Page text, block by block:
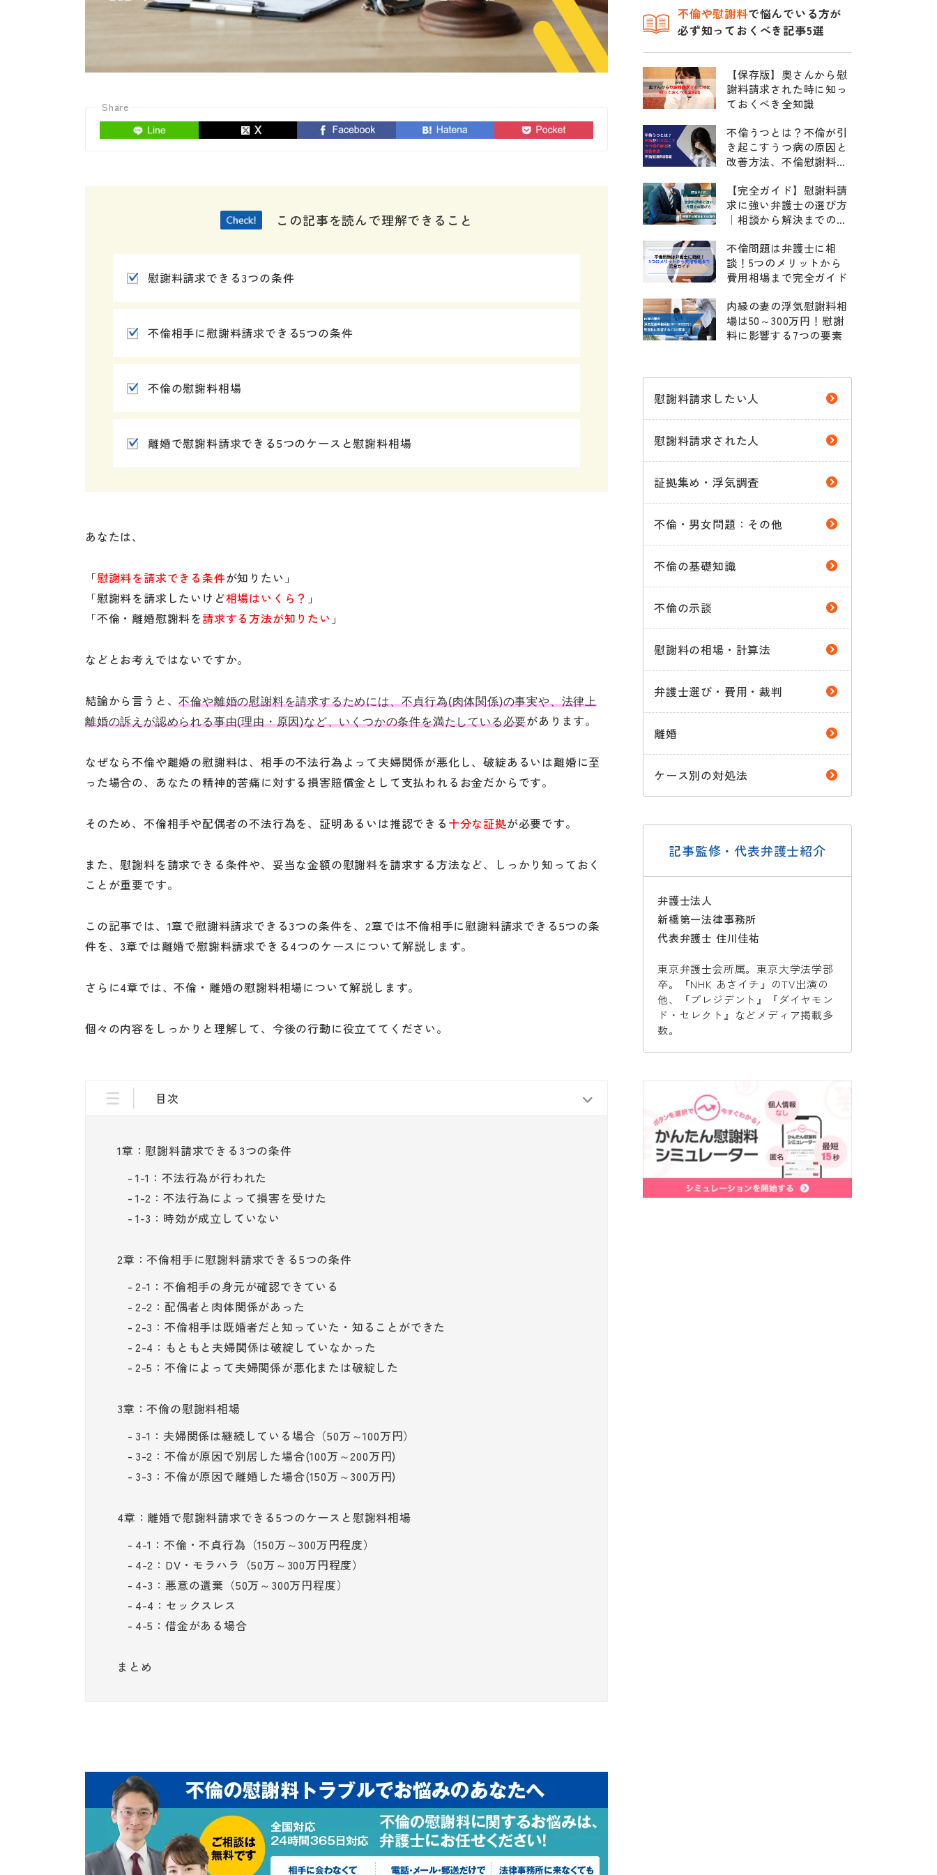
Share
この記事を読んで理解できること
慰謝料請求できる3つの条件
不倫相手に慰謝料請求できる5つの条件
不倫の慰謝料相場
離婚で慰謝料請求できる5つのケースと慰謝料相場
あなたは、
「慰謝料を請求できる条件が知りたい」
「慰謝料を請求したいけど相場はいくら？ 」
「不倫・離婚慰謝料を請求する方法が知りたい 」
などとお考えではないですか。
結論から言うと、不倫や離婚の慰謝料を請求するためには、不貞行為(肉体関係)の事実や、法律上
離婚の訴えが認められる事由(理由・原因)など、いくつかの条件を満たしている必要があります。
なぜなら不倫や離婚の慰謝料は、相手の不法行為よって夫婦関係が悪化し、破綻あるいは離婚に至
った場合の、あなたの精神的苦痛に対する損害賠償金として支払われるお金だからです。
そのため、不倫相手や配偶者の不法行為を、証明あるいは推認できる 十分な証拠が必要です。
また、慰謝料を請求できる条件や、妥当な金額の慰謝料を請求する方法など、しっかり知っておく
ことが重要です。
この記事では、1章で慰謝料請求できる3つの条件を、2章では不倫相手に慰謝料請求できる5つの条
件を、3章では離婚で慰謝料請求できる4つのケースについて解説します。
さらに4章では、不倫・離婚の慰謝料相場について解説します。
個々の内容をしっかりと理解して、今後の行動に役立ててください。
目次
1章：慰謝料請求できる3つの条件
1-1：不法行為が行われた
1-2：不法行為によって損害を受けた
1-3：時効が成立していない
2章：不倫相手に慰謝料請求できる5つの条件
2-1：不倫相手の身元が確認できている
2-2：配偶者と肉体関係があった
2-3：不倫相手は既婚者だと知っていた・知ることができた
2-4：もともと夫婦関係は破綻していなかった
2-5：不倫によって夫婦関係が悪化または破綻した
3章：不倫の慰謝料相場
3-1：夫婦関係は継続している場合（50万～100万円）
3-2：不倫が原因で別居した場合(100万～200万円)
3-3：不倫が原因で離婚した場合(150万～300万円)
4章：離婚で慰謝料請求できる5つのケースと慰謝料相場
4-1：不倫・不貞行為（150万～300万円程度）
4-2：DV・モラハラ（50万～300万円程度）
4-3：悪意の遺棄（50万～300万円程度）
4-4：セックスレス
4-5：借金がある場合
まとめ
不倫や慰謝料で悩んでいる方が
必ず知っておくべき記事5選
【保存版】奥さんから慰
謝料請求された時に知っ
ておくべき全知識
不倫うつとは？不倫が引
き起こすうつ病の原因と
改善方法、不倫慰謝料相
【完全ガイド】慰謝料請
求に強い弁護士の選び方
｜相談から解決までの流
不倫問題は弁護士に相
談！5つのメリットから
費用相場まで完全ガイド
内縁の妻の浮気慰謝料相
場は50～300万円！慰謝
料に影響する7つの要素
慰謝料請求したい人
慰謝料請求された人
証拠集め・浮気調査
不倫・男女問題：その他
不倫の基礎知識
不倫の示談
慰謝料の相場・計算法
弁護士選び・費用・裁判
離婚
ケース別の対処法
記事監修・代表弁護士紹介
弁護士法人
新橋第一法律事務所
代表弁護士 住川佳祐
東京弁護士会所属。東京大学法学部
卒。『NHK あさイチ』のTV出演の
他、『プレジデント』『ダイヤモン
ド・セレクト』などメディア掲載多
数。